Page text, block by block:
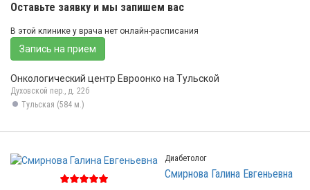
Оставьте заявку и мы запишем вас
В этой клинике у врача нет онлайн-расписания
Запись на прием
Онкологический центр Евроонко на Тульской
Духовской пер., д. 22б
Тульская (584 м.)
Диабетолог
Смирнова Галина Евгеньевна